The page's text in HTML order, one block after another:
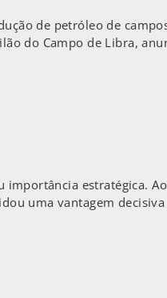
de petróleo de
do Campo de Libra,
estratégica.
uma vantagem